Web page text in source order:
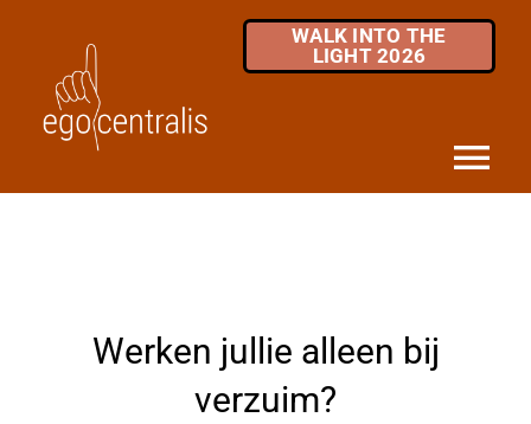
WALK INTO THE
LIGHT 2026
MKB / ZZPWerken jullie alleen bij
verzuim?